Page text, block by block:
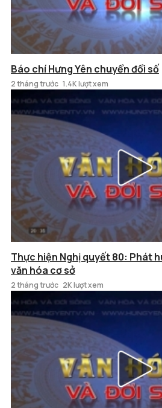
Báo chí Hưng Yên chuyển đổi số
2 tháng trước 1.4K lượt xem
Thực hiện Nghị quyết 80: Phát
văn hóa cơ sở
2 tháng trước 2K lượt xem